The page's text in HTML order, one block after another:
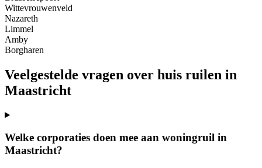
Wittevrouwenveld
Nazareth
Limmel
Amby
Borgharen
Veelgestelde vragen over huis ruilen in
Maastricht
Welke corporaties doen mee aan woningruil in
Maastricht?